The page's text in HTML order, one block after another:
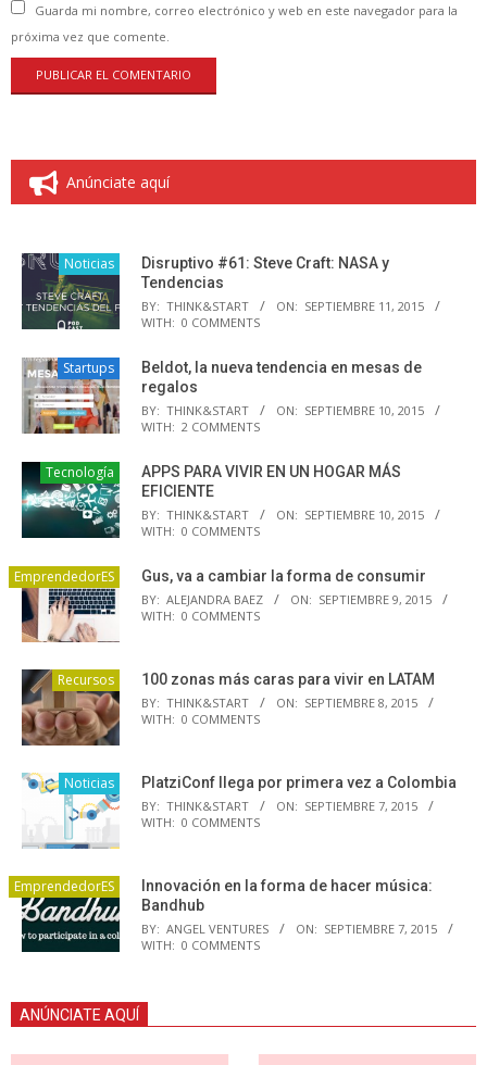
Guarda mi nombre, correo electrónico y web en este navegador para la
próxima vez que comente.
Anúnciate aquí
Noticias
Disruptivo #61: Steve Craft: NASA y
Tendencias
BY: THINK&START ON: SEPTIEMBRE 11, 2015
WITH: 0 COMMENTS
Startups
Beldot, la nueva tendencia en mesas de
regalos
BY: THINK&START ON: SEPTIEMBRE 10, 2015
WITH: 2 COMMENTS
Tecnología
APPS PARA VIVIR EN UN HOGAR MÁS
EFICIENTE
BY: THINK&START ON: SEPTIEMBRE 10, 2015
WITH: 0 COMMENTS
EmprendedorES Gus, va a cambiar la forma de consumir
BY: ALEJANDRA BAEZ ON: SEPTIEMBRE 9, 2015
WITH: 0 COMMENTS
Recursos 100 zonas más caras para vivir en LATAM
BY: THINK&START ON: SEPTIEMBRE 8, 2015
WITH: 0 COMMENTS
Noticias PlatziConf llega por primera vez a Colombia
BY: THINK&START ON: SEPTIEMBRE 7, 2015
WITH: 0 COMMENTS
EmprendedorES
Innovación en la forma de hacer música:
Bandhub
BY: ANGEL VENTURES ON: SEPTIEMBRE 7, 2015
WITH: 0 COMMENTS
ANÚNCIATE AQUÍ